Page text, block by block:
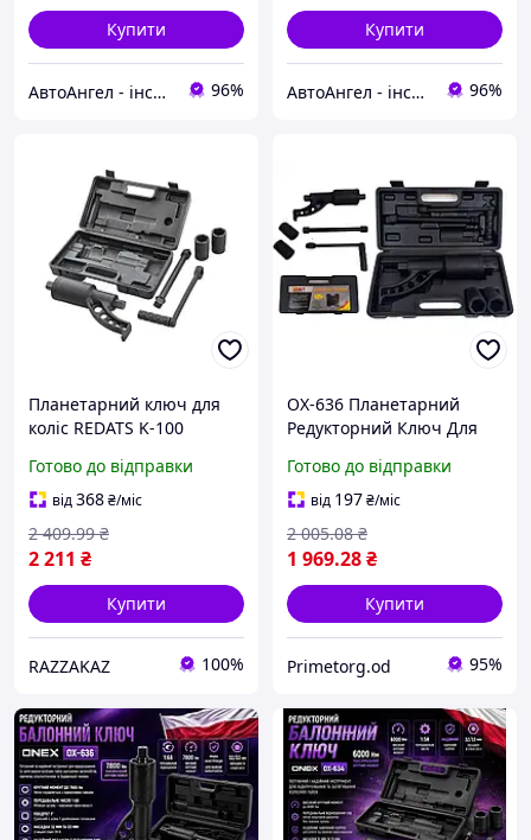
Купити
АвтоАнгел - інструменти та обладнання для СТО, витратні матеріали, товари для дому та саду 96%
Купити
АвтоАнгел - інструменти та обладнання для СТО, витратні матеріали, товари для дому та саду 96%
Планетарний ключ для
коліс REDATS K-100
6000 Нм 1 58 1 дюйм хром
ванадієва сталь
Готово до відправки
від368₴/міс
2 211 ₴
2 409.99 ₴
Купити
RAZZAKAZ 100%
OX-636 Планетарний
Редукторний Ключ Для
Комплектом Насадок
32/33 мм, Подовжувачем і
Чохлом
Готово до відправки
від 197₴/міс
1 969.28₴
2 005.08 ₴
Купити
Primetorg.od 95%